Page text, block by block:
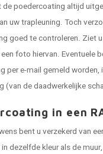
poedercoating altijd
uw trapleuning. Toch
goed te controleren. Ziet
foto hiervan. Eventuele
per e-mail gemeld
(van de daadwerkelijke
in een
bent u verzekerd van
dezelfde kleur als de